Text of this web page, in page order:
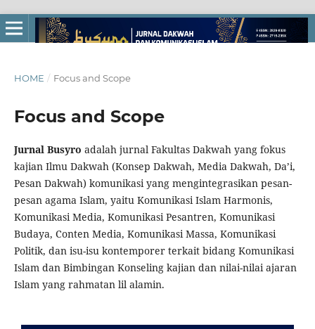
HOME / Focus and Scope
Focus and Scope
Jurnal Busyro adalah jurnal Fakultas Dakwah yang fokus
kajian Ilmu Dakwah (Konsep Dakwah, Media Dakwah, Da’i,
Pesan Dakwah) komunikasi yang mengintegrasikan pesan-
pesan agama Islam, yaitu Komunikasi Islam Harmonis,
Komunikasi Media, Komunikasi Pesantren, Komunikasi
Budaya, Conten Media, Komunikasi Massa, Komunikasi
Politik, dan isu-isu kontemporer terkait bidang Komunikasi
Islam dan Bimbingan Konseling kajian dan nilai-nilai ajaran
Islam yang rahmatan lil alamin.